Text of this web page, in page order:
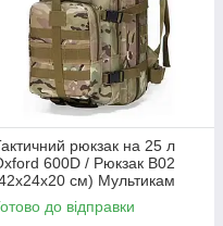
рюкзак на 25 л
600D / Рюкзак B02
см) Мультикам
до відправки